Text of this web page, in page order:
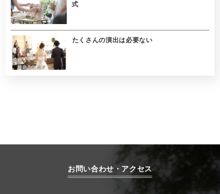
式
たくさんの演出は必要ない
お問い合わせ・アクセス